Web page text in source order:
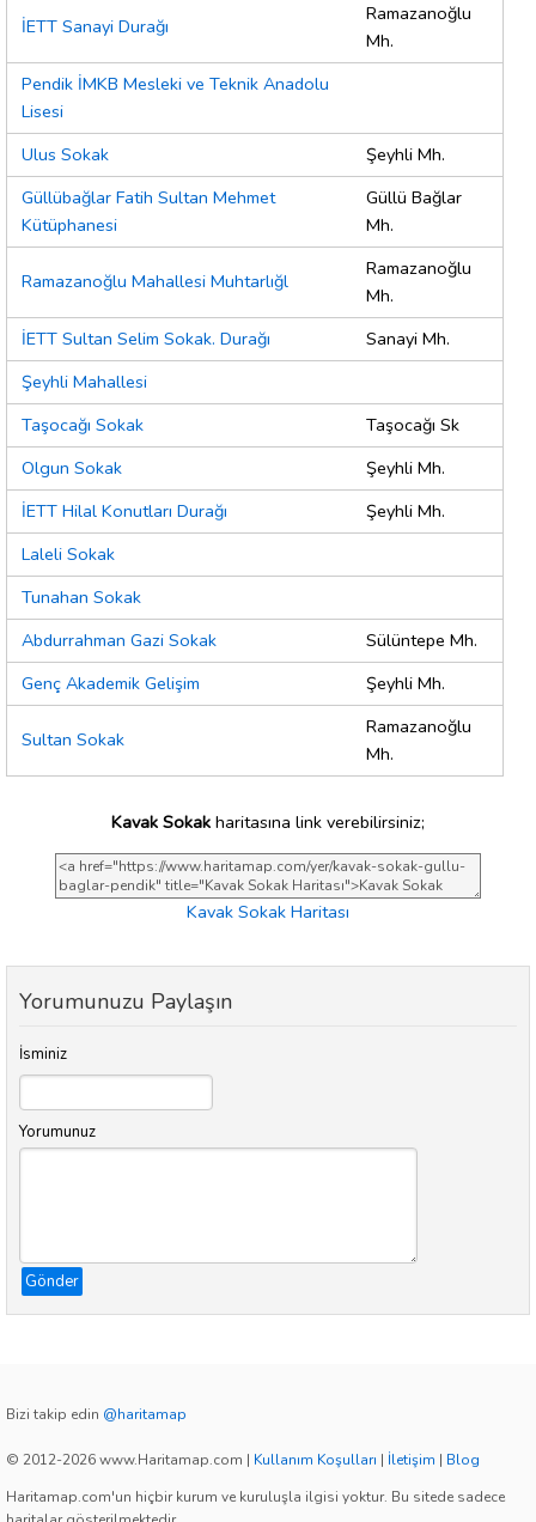
İETT Sanayi Durağı
Ramazanoğlu
Mh.
Pendik İMKB Mesleki ve Teknik Anadolu
Lisesi
Ulus Sokak
Şeyhli Mh.
Güllübağlar Fatih Sultan Mehmet
Kütüphanesi
Güllü Bağlar
Mh.
Ramazanoğlu Mahallesi Muhtarlığl
Ramazanoğlu
Mh.
İETT Sultan Selim Sokak. Durağı
Sanayi Mh.
Şeyhli Mahallesi
Taşocağı Sokak
Taşocağı Sk
Olgun Sokak
Şeyhli Mh.
İETT Hilal Konutları Durağı
Şeyhli Mh.
Laleli Sokak
Tunahan Sokak
Abdurrahman Gazi Sokak
Sülüntepe Mh.
Genç Akademik Gelişim
Şeyhli Mh.
Sultan Sokak
Ramazanoğlu
Mh.
Kavak Sokak haritasına link verebilirsiniz;
Kavak Sokak Haritası
Yorumunuzu Paylaşın
İsminiz
Yorumunuz
Gönder
Bizi takip edin @haritamap
© 2012-2026 www.Haritamap.com | Kullanım Koşulları | İletişim | Blog
Haritamap.com'un hiçbir kurum ve kuruluşla ilgisi yoktur. Bu sitede sadece